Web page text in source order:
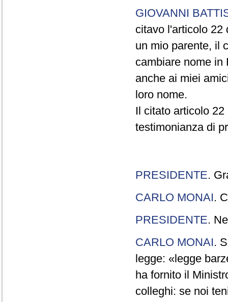
GIOVANNI
citavo l'articolo 22
un mio parente, il
cambiare nome in
anche ai miei
loro nome.
Il citato articolo
testimonianza di
PRESIDENTE.
CARLO MONAI.
PRESIDENTE.
CARLO MONAI.
legge: «legge
ha fornito il
colleghi: se noi